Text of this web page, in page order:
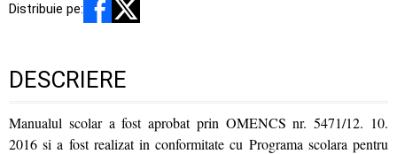
Distribuie pe:
DESCRIERE
Manualul scolar a fost aprobat prin OMENCS nr. 5471/12. 10.
2016 si a fost realizat in conformitate cu Programa scolara pentru